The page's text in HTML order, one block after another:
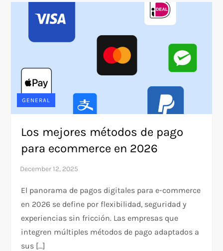
GENERAL
Los mejores métodos de pago
para ecommerce en 2026
El panorama de pagos digitales para e-commerce
en 2026 se define por flexibilidad, seguridad y
experiencias sin fricción. Las empresas que
integren múltiples métodos de pago adaptados a
sus […]